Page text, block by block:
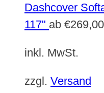
Dashcover
117" ab €269,00
inkl. MwSt.
zzgl. Versand